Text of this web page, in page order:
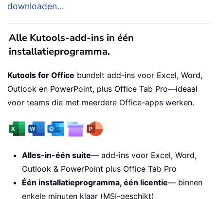
downloaden...
Alle Kutools-add-ins in één
installatieprogramma.
Kutools for Office bundelt add-ins voor Excel, Word,
Outlook en PowerPoint, plus Office Tab Pro—ideaal
voor teams die met meerdere Office-apps werken.
Alles-in-één suite— add-ins voor Excel, Word,
Outlook & PowerPoint plus Office Tab Pro
Één installatieprogramma, één licentie— binnen
enkele minuten klaar (MSI-geschikt)